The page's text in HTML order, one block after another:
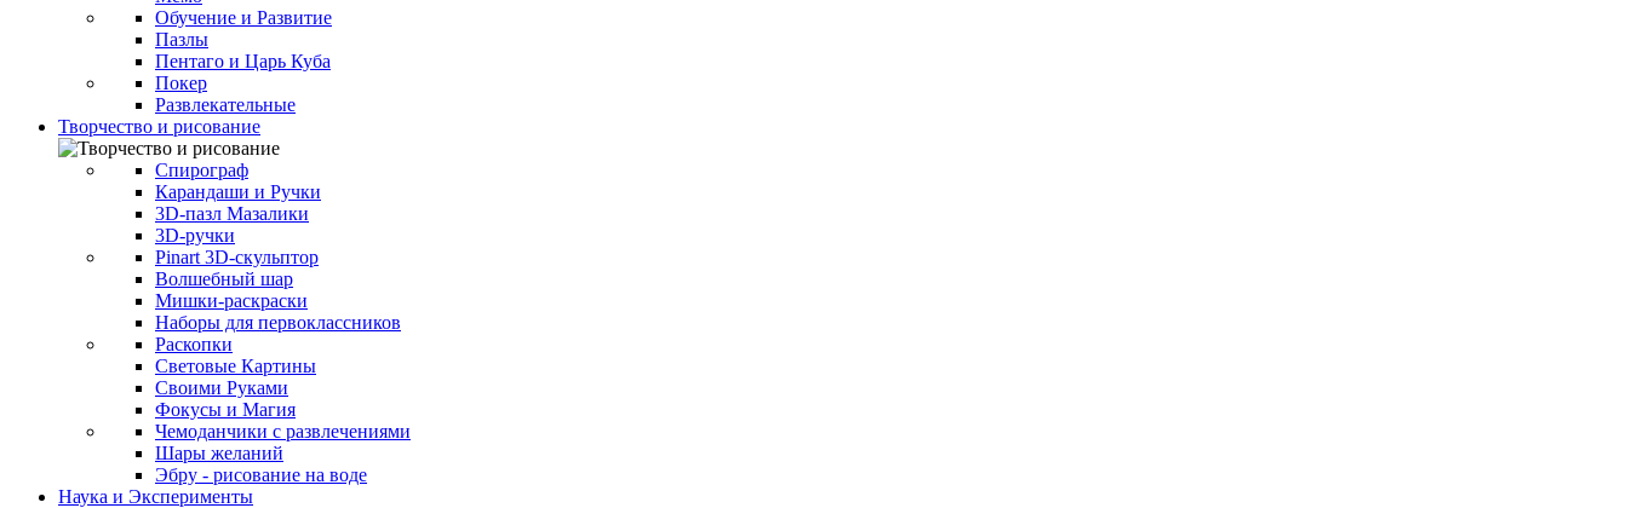
Обучение и Развитие
Пазлы
Пентаго и Царь Куба
Покер
Развлекательные
Творчество и рисование
Спирограф
Карандаши и Ручки
3D-пазл Мазалики
3D-ручки
Pinart 3D-скульптор
Волшебный шар
Мишки-раскраски
Наборы для первоклассников
Раскопки
Световые Картины
Своими Руками
Фокусы и Магия
Чемоданчики с развлечениями
Шары желаний
Эбру - рисование на воде
Наука и Эксперименты